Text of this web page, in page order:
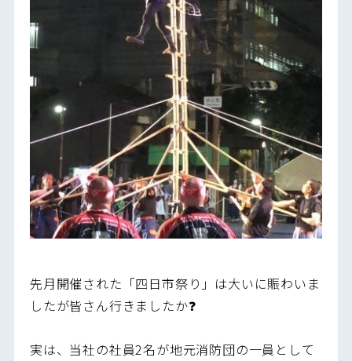
先月開催された「四日市祭り」は大いに賑わいま
したが皆さん行きましたか❓
実は、当社の社員2名が地元消防団の一員として